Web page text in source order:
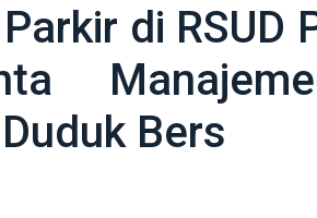
di RSUD
Bers